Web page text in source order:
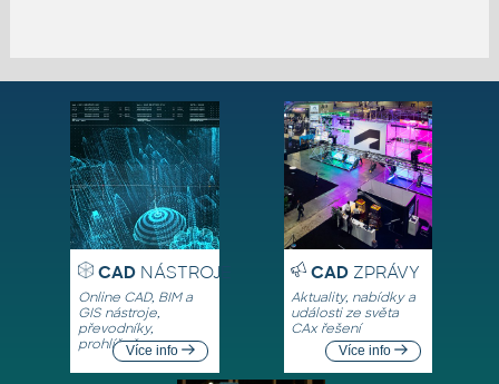
CADNÁSTROJE
Online CAD, BIM a
GIS nástroje,
převodníky,
prohlížečeVíce info
CADZPRÁVY
Aktuality, nabídky a
události ze světa
CAx řešení
Více info